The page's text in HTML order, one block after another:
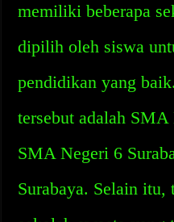
memiliki beberapa
dipilih oleh siswa
pendidikan yang
tersebut adalah SMA
SMA Negeri 6
Surabaya. Selain itu,